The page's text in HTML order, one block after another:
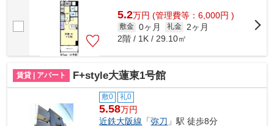
5.2万円 (管理費等：6,000円 )
敷金 0ヶ月 礼金
2ヶ月
2階 / 1K / 29.10㎡
賃貸 | アパート F+style大蓮東1号館
敷0 礼0
5.58万円
近鉄大阪線 「弥刀 」駅 徒歩8分